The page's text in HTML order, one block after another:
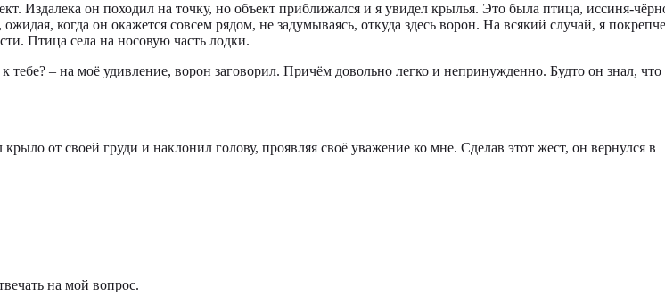
Издалека он походил на точку, но объект приближался и я увидел крылья. Это была птица, иссиня-
когда он окажется совсем рядом, не задумываясь, откуда здесь ворон. На всякий случай, я покрепче
Птица села на носовую часть лодки.
– на моё удивление, ворон заговорил. Причём довольно легко и непринужденно. Будто он знал, что
от своей груди и наклонил голову, проявляя своё уважение ко мне. Сделав этот жест, он вернулся в
на мой вопрос.